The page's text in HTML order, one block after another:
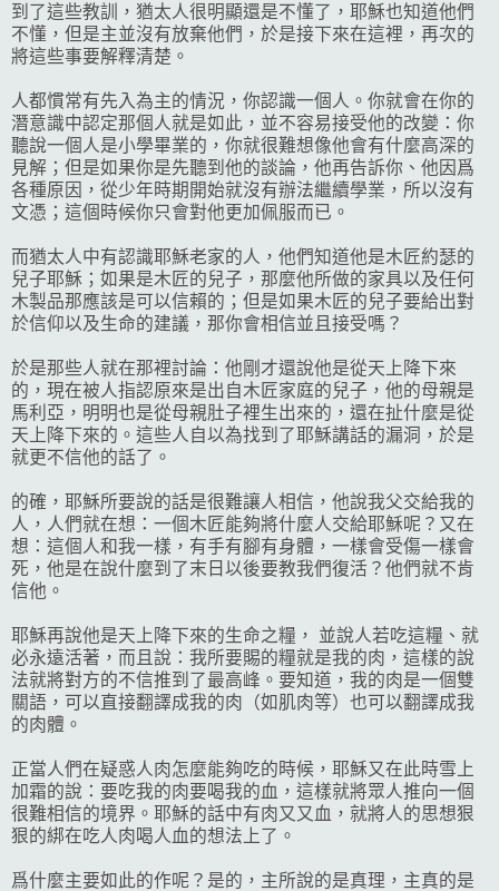
到了這些教訓，猶太人很明顯還是不懂了，耶穌也知道他們
不懂，但是主並沒有放棄他們，於是接下來在這裡，再次的
將這些事要解釋清楚。
人都慣常有先入為主的情況，你認識一個人。你就會在你的
潛意識中認定那個人就是如此，並不容易接受他的改變：你
聽說一個人是小學畢業的，你就很難想像他會有什麼高深的
見解；但是如果你是先聽到他的談論，他再告訴你、他因爲
各種原因，從少年時期開始就沒有辦法繼續學業，所以沒有
文憑；這個時候你只會對他更加佩服而已。
而猶太人中有認識耶穌老家的人，他們知道他是木匠約瑟的
兒子耶穌；如果是木匠的兒子，那麼他所做的家具以及任何
木製品那應該是可以信賴的；但是如果木匠的兒子要給出對
於信仰以及生命的建議，那你會相信並且接受嗎？
於是那些人就在那裡討論：他剛才還說他是從天上降下來
的，現在被人指認原來是出自木匠家庭的兒子，他的母親是
馬利亞，明明也是從母親肚子裡生出來的，還在扯什麼是從
天上降下來的。這些人自以為找到了耶穌講話的漏洞，於是
就更不信他的話了。
的確，耶穌所要說的話是很難讓人相信，他說我父交給我的
人，人們就在想：一個木匠能夠將什麼人交給耶穌呢？又在
想：這個人和我一樣，有手有腳有身體，一樣會受傷一樣會
死，他是在說什麼到了末日以後要教我們復活？他們就不肯
信他。
耶穌再說他是天上降下來的生命之糧， 並說人若吃這糧、就
必永遠活著，而且說：我所要賜的糧就是我的肉，這樣的說
法就將對方的不信推到了最高峰。要知道，我的肉是一個雙
關語，可以直接翻譯成我的肉（如肌肉等）也可以翻譯成我
的肉體。
正當人們在疑惑人肉怎麼能夠吃的時候，耶穌又在此時雪上
加霜的說：要吃我的肉要喝我的血，這樣就將眾人推向一個
很難相信的境界。耶穌的話中有肉又又血，就將人的思想狠
狠的綁在吃人肉喝人血的想法上了。
爲什麼主要如此的作呢？是的，主所說的是真理，主真的是